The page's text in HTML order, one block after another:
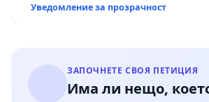
Уведомление за прозрачност
ЗАПОЧНЕТЕ СВОЯ ПЕТИЦИЯ
Има ли нещо,